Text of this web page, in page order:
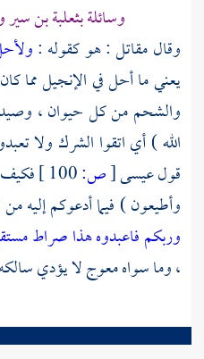
وسائلةبثعلبة بن سير
وقالمقاتل: هو كقوله :
يعني ما أحل في الإنجيل مما
والشحم من كل حيوان ،
الله ) أي اتقوا الشرك ولا
قولعيسى[ص:
فكيف
وأطيعون ) فيما أدعوكم إليه
وربكم فاعبدوه هذا صراط
، وما سواه معوج لا يؤدي